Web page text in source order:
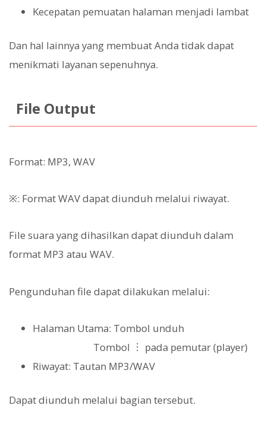
Kecepatan pemuatan halaman menjadi lambat
Dan hal lainnya yang membuat Anda tidak dapat
menikmati layanan sepenuhnya.
File Output
Format: MP3, WAV
※: Format WAV dapat diunduh melalui riwayat.
File suara yang dihasilkan dapat diunduh dalam
format MP3 atau WAV.
Pengunduhan file dapat dilakukan melalui:
Halaman Utama: Tombol unduh
Tombol ︙ pada pemutar (player)
Riwayat: Tautan MP3/WAV
Dapat diunduh melalui bagian tersebut.